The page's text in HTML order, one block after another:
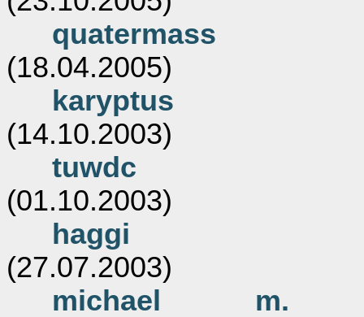
quatermass
(18.04.2005)
karyptus
(14.10.2003)
tuwdc
(01.10.2003)
haggi
(27.07.2003)
michael m.